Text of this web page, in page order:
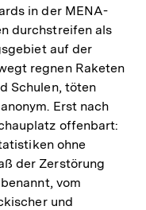
in der MENA-
durchstreifen als
auf der
regnen Raketen
Schulen, töten
Erst nach
offenbart:
ohne
der Zerstörung
vom
und